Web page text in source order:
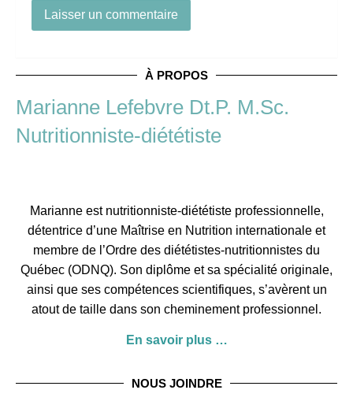
À PROPOS
Marianne Lefebvre Dt.P. M.Sc.
Nutritionniste-diététiste
Marianne est nutritionniste-diététiste professionnelle,
détentrice d’une Maîtrise en Nutrition internationale et
membre de l’Ordre des diététistes-nutritionnistes du
Québec (ODNQ). Son diplôme et sa spécialité originale,
ainsi que ses compétences scientifiques, s’avèrent un
atout de taille dans son cheminement professionnel.
En savoir plus …
NOUS JOINDRE